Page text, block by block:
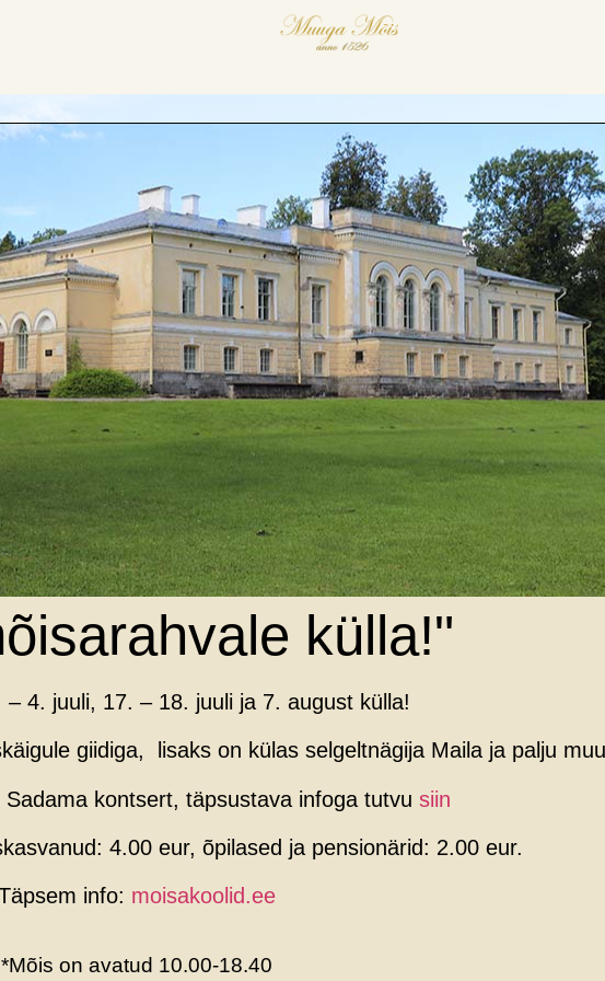
külla!"
– 4. juuli, 17. – 18. juuli ja 7. august külla!
giidiga, lisaks on külas selgeltnägija Maila ja palju
kontsert, täpsustava infoga tutvu siin
4.00 eur, õpilased ja pensionärid: 2.00 eur.
info: moisakoolid.ee
*Mõis on avatud 10.00-18.40